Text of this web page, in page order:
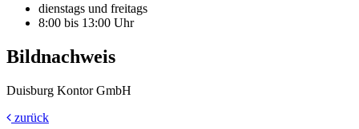
dienstags und freitags
8:00 bis 13:00 Uhr
Bildnachweis
Duisburg Kontor GmbH
zurück